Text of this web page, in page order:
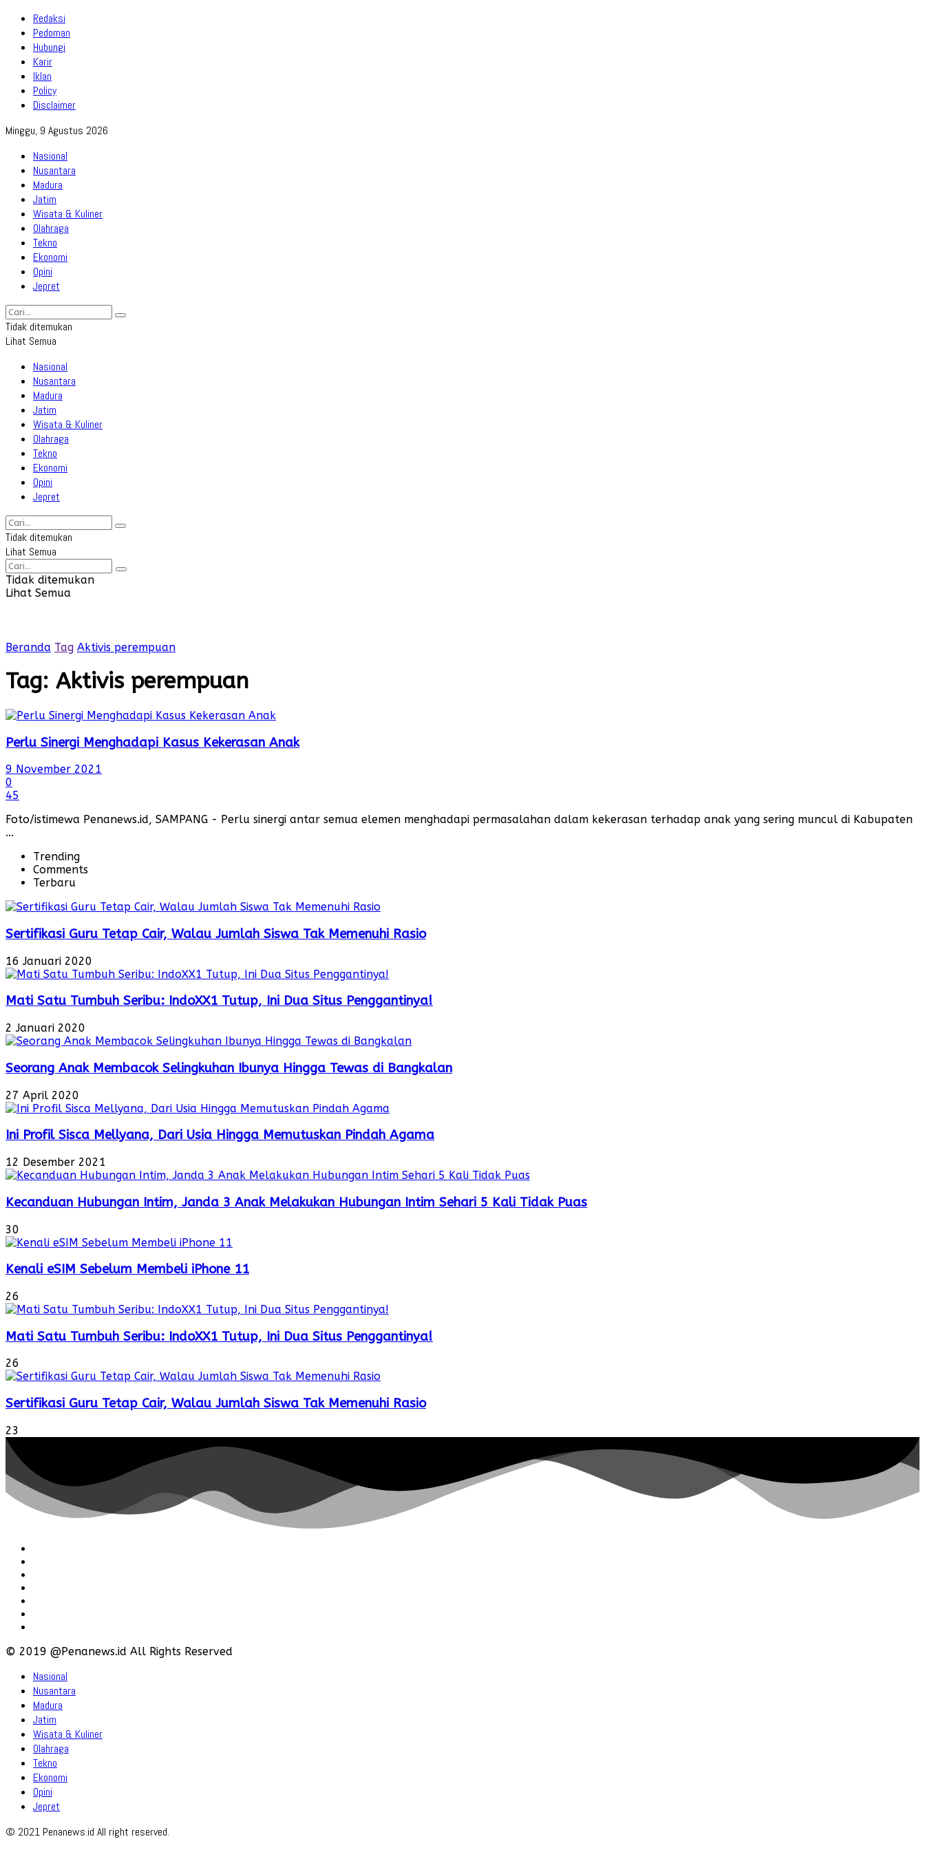
Redaksi
Pedoman
Hubungi
Karir
Iklan
Policy
Disclaimer
Minggu, 9 Agustus 2026
Nasional
Nusantara
Madura
Jatim
Wisata & Kuliner
Olahraga
Tekno
Ekonomi
Opini
Jepret
Tidak ditemukan
Lihat Semua
Nasional
Nusantara
Madura
Jatim
Wisata & Kuliner
Olahraga
Tekno
Ekonomi
Opini
Jepret
Tidak ditemukan
Lihat Semua
Tidak ditemukan
Lihat Semua
Beranda Tag Aktivis perempuan
Tag: Aktivis perempuan
Perlu Sinergi Menghadapi Kasus Kekerasan Anak
9 November 2021
0
45
Foto/istimewa Penanews.id, SAMPANG - Perlu sinergi antar semua elemen menghadapi permasalahan dalam kekerasan terhadap anak yang sering muncul di Kabupaten
...
Trending
Comments
Terbaru
Sertifikasi Guru Tetap Cair, Walau Jumlah Siswa Tak Memenuhi Rasio
16 Januari 2020
Mati Satu Tumbuh Seribu: IndoXX1 Tutup, Ini Dua Situs Penggantinya!
2 Januari 2020
Seorang Anak Membacok Selingkuhan Ibunya Hingga Tewas di Bangkalan
27 April 2020
Ini Profil Sisca Mellyana, Dari Usia Hingga Memutuskan Pindah Agama
12 Desember 2021
Kecanduan Hubungan Intim, Janda 3 Anak Melakukan Hubungan Intim Sehari 5 Kali Tidak Puas
30
Kenali eSIM Sebelum Membeli iPhone 11
26
Mati Satu Tumbuh Seribu: IndoXX1 Tutup, Ini Dua Situs Penggantinya!
26
Sertifikasi Guru Tetap Cair, Walau Jumlah Siswa Tak Memenuhi Rasio
23
© 2019 @Penanews.id All Rights Reserved
Nasional
Nusantara
Madura
Jatim
Wisata & Kuliner
Olahraga
Tekno
Ekonomi
Opini
Jepret
© 2021 Penanews.id All right reserved.